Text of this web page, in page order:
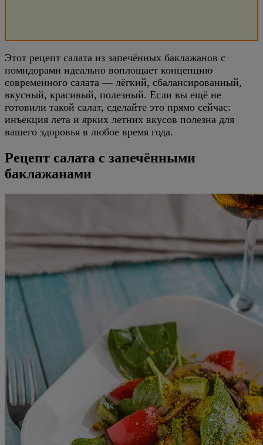
Этот рецепт салата из запечённых баклажанов с
помидорами идеально воплощает концепцию
современного салата — лёгкий, сбалансированный,
вкусный, красивый, полезный. Если вы ещё не
готовили такой салат, сделайте это прямо сейчас:
инъекция лета и ярких летних вкусов полезна для
вашего здоровья в любое время года.
Рецепт салата с запечёнными
баклажанами